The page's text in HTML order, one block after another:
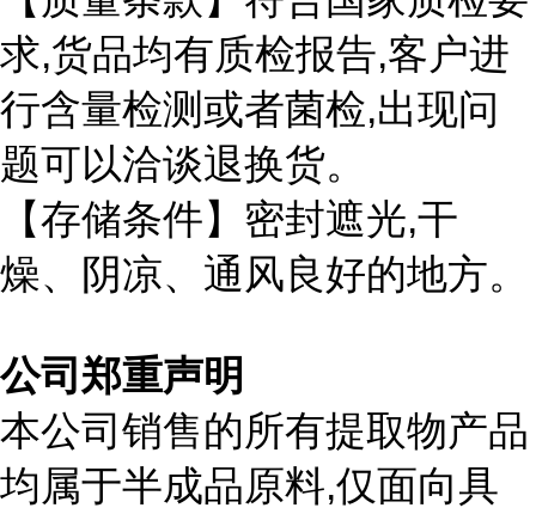
求,货品均有质检报告,客户进
行含量检测或者菌检,出现问
题可以洽谈退换货。
【存储条件】密封遮光,干
燥、阴凉、通风良好的地方。
公司郑重声明
本公司销售的所有提取物产品
均属于半成品原料,仅面向具